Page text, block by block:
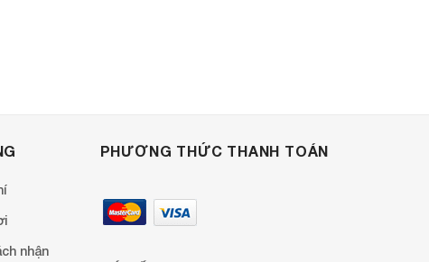
nhận
PHƯƠNG THỨC THANH TOÁN